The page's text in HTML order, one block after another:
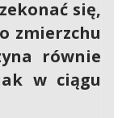
się,
zmierzchu
równie
w ciągu